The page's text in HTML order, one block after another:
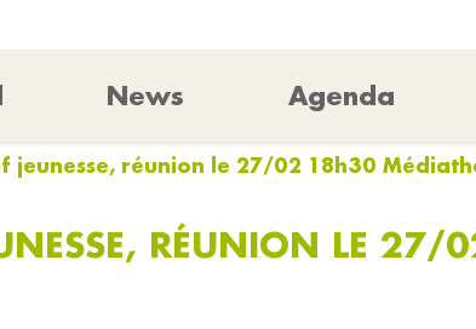
News Agenda
jeunesse, réunion le 27/02 18h30
RÉUNION LE